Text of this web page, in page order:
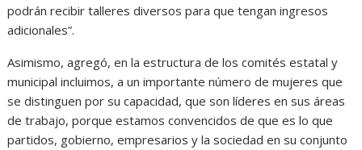
podrán recibir talleres diversos para que tengan ingresos
adicionales”.
Asimismo, agregó, en la estructura de los comités estatal y
municipal incluimos, a un importante número de mujeres que
se distinguen por su capacidad, que son líderes en sus áreas
de trabajo, porque estamos convencidos de que es lo que
partidos, gobierno, empresarios y la sociedad en su conjunto